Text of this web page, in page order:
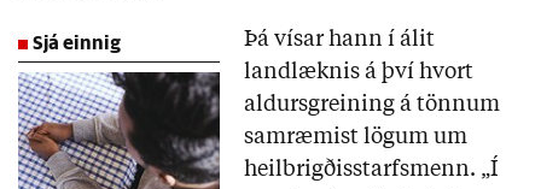
Sjá einnig
Þá vísar hann í álit
landlæknis á því hvort
aldursgreining á tönnum
samræmist lögum um
heilbrigðisstarfsmenn. „Í